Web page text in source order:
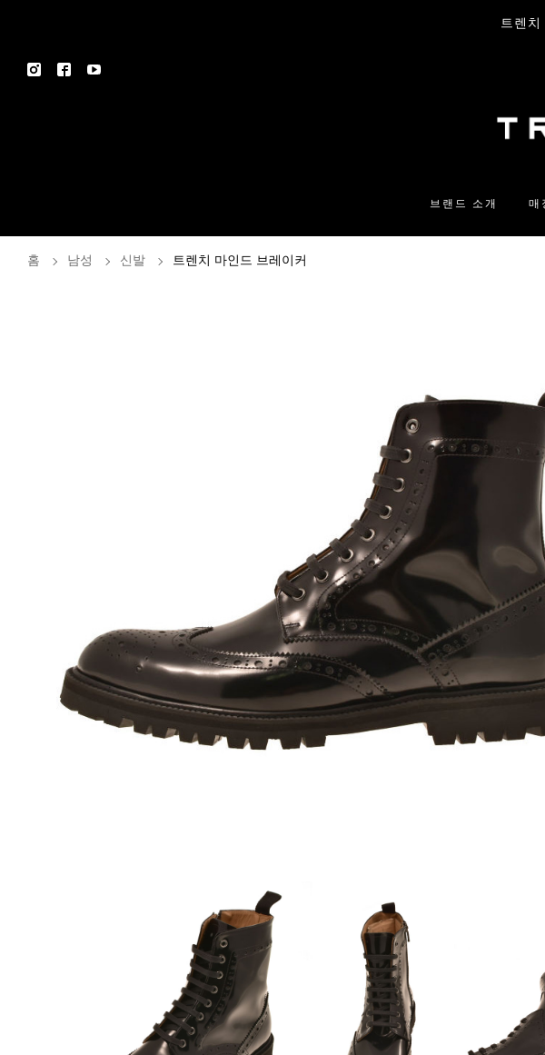
트렌
브랜드 소개 매
홈 남성 신발 트렌치 마인드 브레이커